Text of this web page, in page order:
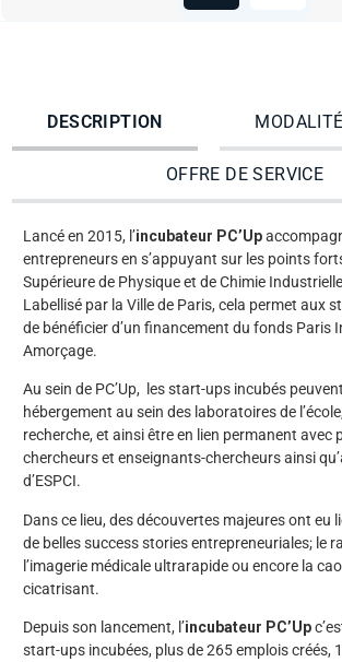
DESCRIPTION
OFFRE DE SERVICE
Lancé en 2015, l’incubateur PC’Up
entrepreneurs en s’appuyant sur les points
Supérieure de Physique et de Chimie
Labellisé par la Ville de Paris, cela permet aux
de bénéficier d’un financement du fonds Paris
Amorçage.
Au sein de PC’Up, les start-ups incubés
hébergement au sein des laboratoires de
recherche, et ainsi être en lien permanent avec
chercheurs et enseignants-chercheurs ainsi
d’ESPCI.
Dans ce lieu, des découvertes majeures ont eu
de belles success stories entrepreneuriales; le
l’imagerie médicale ultrarapide ou encore la
cicatrisant.
Depuis son lancement, l’incubateur PC’Up
start-ups incubées, plus de 265 emplois créés,